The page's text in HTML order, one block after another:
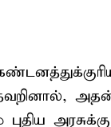
அரசுக்கு